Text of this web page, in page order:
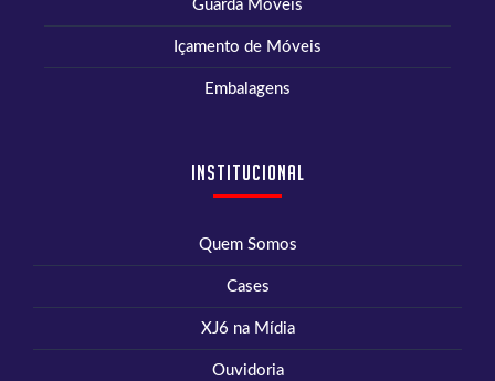
Guarda Móveis
Içamento de Móveis
Embalagens
Institucional
Quem Somos
Cases
XJ6 na Mídia
Ouvidoria